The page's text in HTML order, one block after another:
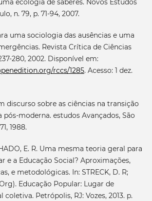
ecologia de saberes. Novos Estudos
n. 79, p. 71-94, 2007.
uma sociologia das ausências e uma
Revista Crítica de Ciências
280, 2002. Disponível em:
rccs/1285. Acesso: 1 dez.
discurso sobre as ciências na transição
pós-moderna. estudos Avançados, São
1988.
E. R. Uma mesma teoria geral para
e a Educação Social? Aproximações,
e metodológicas. In: STRECK, D. R;
Educação Popular: Lugar de
Petrópolis, RJ: Vozes, 2013. p.